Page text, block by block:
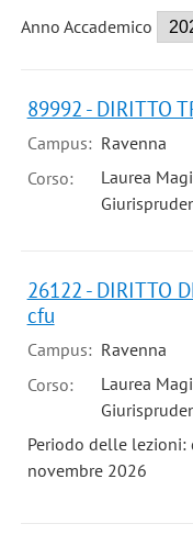
Anno Accademico
89992 - DIRITTO
Campus: Ravenna
Corso:
Laurea
26122 - DIRITTO
cfu
Campus: Ravenna
Corso:
Laurea
Periodo delle
novembre 2026